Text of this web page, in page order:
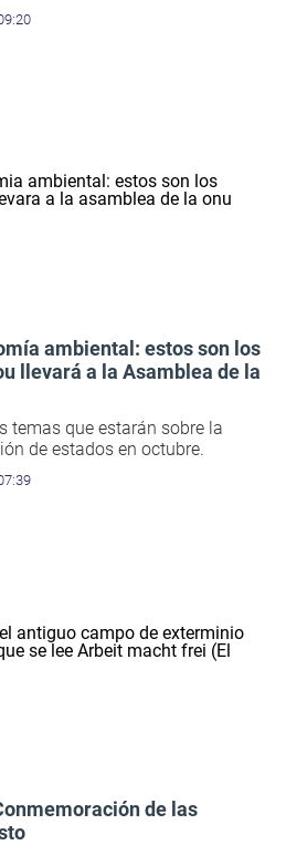
ambiental: estos son los
llevará a la Asamblea de la
temas que estarán sobre la
de estados en octubre.
de las